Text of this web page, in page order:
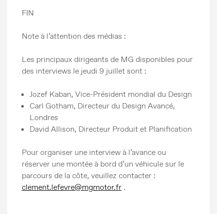
FIN
Note à l’attention des médias :
Les principaux dirigeants de MG disponibles pour
des interviews le jeudi 9 juillet sont :
Jozef Kaban, Vice-Président mondial du Design
Carl Gotham, Directeur du Design Avancé,
Londres
David Allison, Directeur Produit et Planification
Pour organiser une interview à l’avance ou
réserver une montée à bord d’un véhicule sur le
parcours de la côte, veuillez contacter :
clement.lefevre@mgmotor.fr .